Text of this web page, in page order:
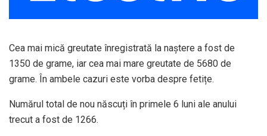
Cea mai mică greutate înregistrată la naștere a fost de
1350 de grame, iar cea mai mare greutate de 5680 de
grame. În ambele cazuri este vorba despre fetițe.
Numărul total de nou născuți în primele 6 luni ale anului
trecut a fost de 1266.